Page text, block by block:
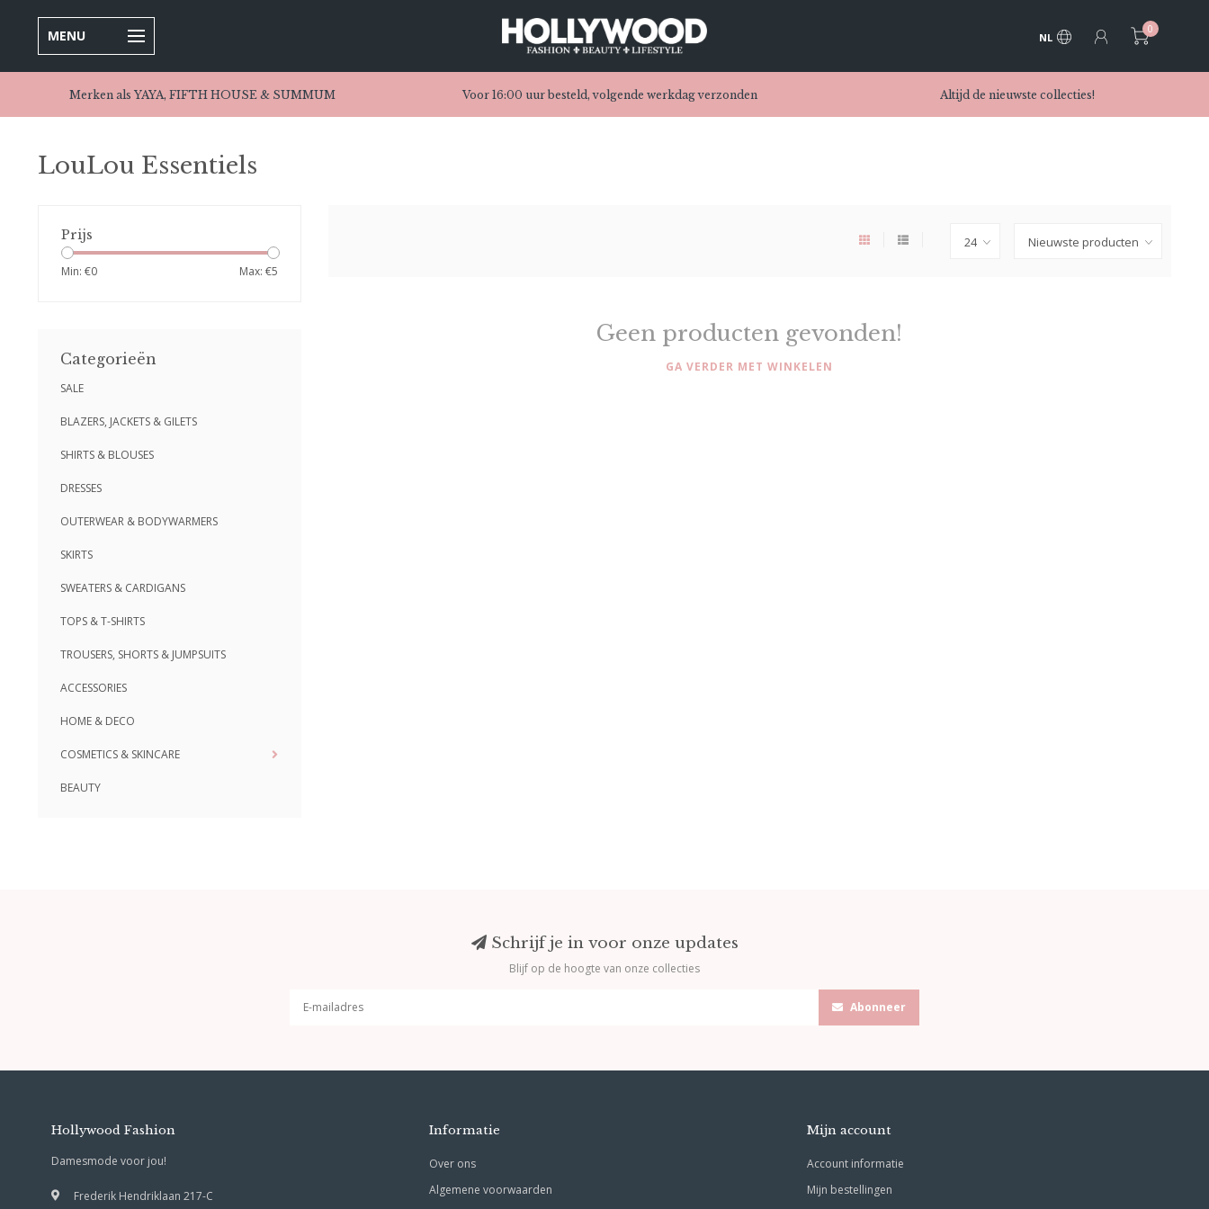
MENU NL
0
Merken als YAYA, FIFTH HOUSE & SUMMUM Voor 16:00 uur besteld, volgende werkdag verzonden Altijd de nieuwste collecties!
LouLou Essentiels
Prijs
Min: €0 Max: €5
Categorieën
SALE
BLAZERS, JACKETS & GILETS
SHIRTS & BLOUSES
DRESSES
OUTERWEAR & BODYWARMERS
SKIRTS
SWEATERS & CARDIGANS
TOPS & T-SHIRTS
TROUSERS, SHORTS & JUMPSUITS
ACCESSORIES
HOME & DECO
COSMETICS & SKINCARE
BEAUTY
Geen producten gevonden!
GA VERDER MET WINKELEN
Schrijf je in voor onze updates
Blijf op de hoogte van onze collecties
Abonneer
Hollywood Fashion
Damesmode voor jou!
Frederik Hendriklaan 217-C
Informatie
Over ons
Algemene voorwaarden
Mijn account
Account informatie
Mijn bestellingen